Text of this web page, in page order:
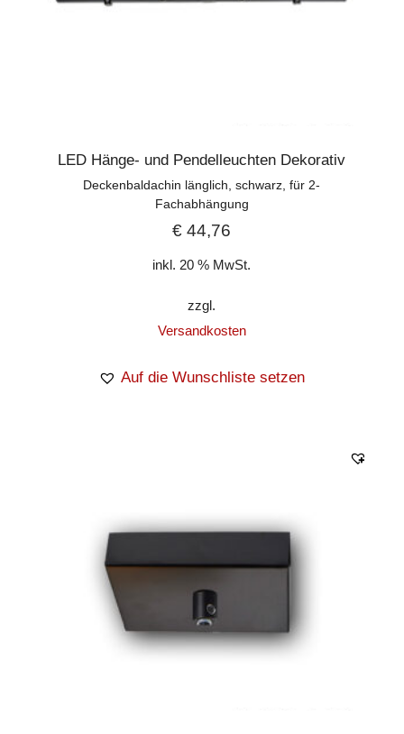
LED Hänge- und Pendelleuchten Dekorativ
Deckenbaldachin länglich, schwarz, für 2-
Fachabhängung
€ 44,76
inkl. 20 % MwSt.
zzgl.
Versandkosten
Auf die Wunschliste setzen